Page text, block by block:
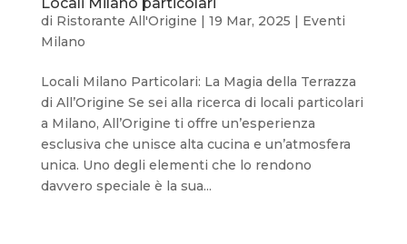
di Ristorante All'Origine | 19 Mar, 2025 | Eventi
Milano
Locali Milano Particolari: La Magia della Terrazza
di All’Origine Se sei alla ricerca di locali particolari
a Milano, All’Origine ti offre un’esperienza
esclusiva che unisce alta cucina e un’atmosfera
unica. Uno degli elementi che lo rendono
davvero speciale è la sua...